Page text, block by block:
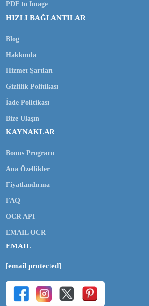
PDF to Image
HIZLI BAĞLANTILAR
Blog
Hakkında
Hizmet Şartları
Gizlilik Politikası
İade Politikası
Bize Ulaşın
KAYNAKLAR
Bonus Programı
Ana Özellikler
Fiyatlandırma
FAQ
OCR API
EMAIL OCR
EMAIL
[email protected]